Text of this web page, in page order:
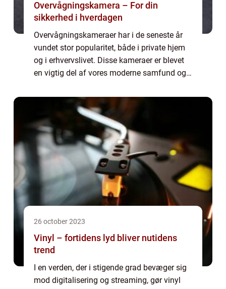
Overvågningskamera – For din
sikkerhed i hverdagen
Overvågningskameraer har i de seneste år
vundet stor popularitet, både i private hjem
og i erhvervslivet. Disse kameraer er blevet
en vigtig del af vores moderne samfund og
tryghed og sikkerhed i hverdagen....
26 october 2023
Vinyl – fortidens lyd bliver nutidens
trend
I en verden, der i stigende grad bevæger sig
mod digitalisering og streaming, gør vinyl